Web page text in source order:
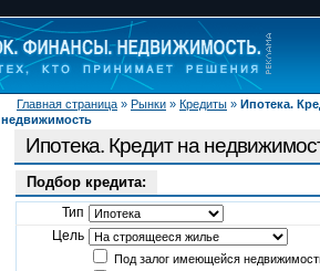
Главная страница » Рынки » Кредиты » Ипотека.
недвижимость
Ипотека. Кредит на
Подбор кредита:
Тип
Цель
Под залог имеющейся